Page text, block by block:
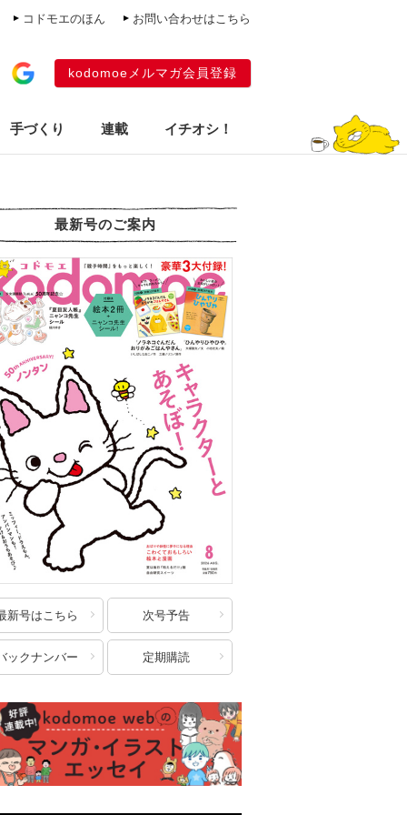
コドモエのほん お問い合わせはこちら
kodomoeメルマガ会員登録
手づくり 連載 イチオシ！
最新号のご案内
新号はこちら 次号予告
ックナンバー 定期購読